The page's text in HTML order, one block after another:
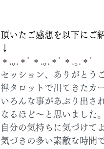
頂いたご感想を以下にご
↓
＊.｡.＊ﾟ＊.｡.＊ﾟ＊.｡.＊ﾟ
セッション、ありがとう
禅タロットで出てきたカ
いろんな事があぶり出さ
なるほど〜と思いました。
自分の気持ちに気づけて
気づきの多い素敵な時間